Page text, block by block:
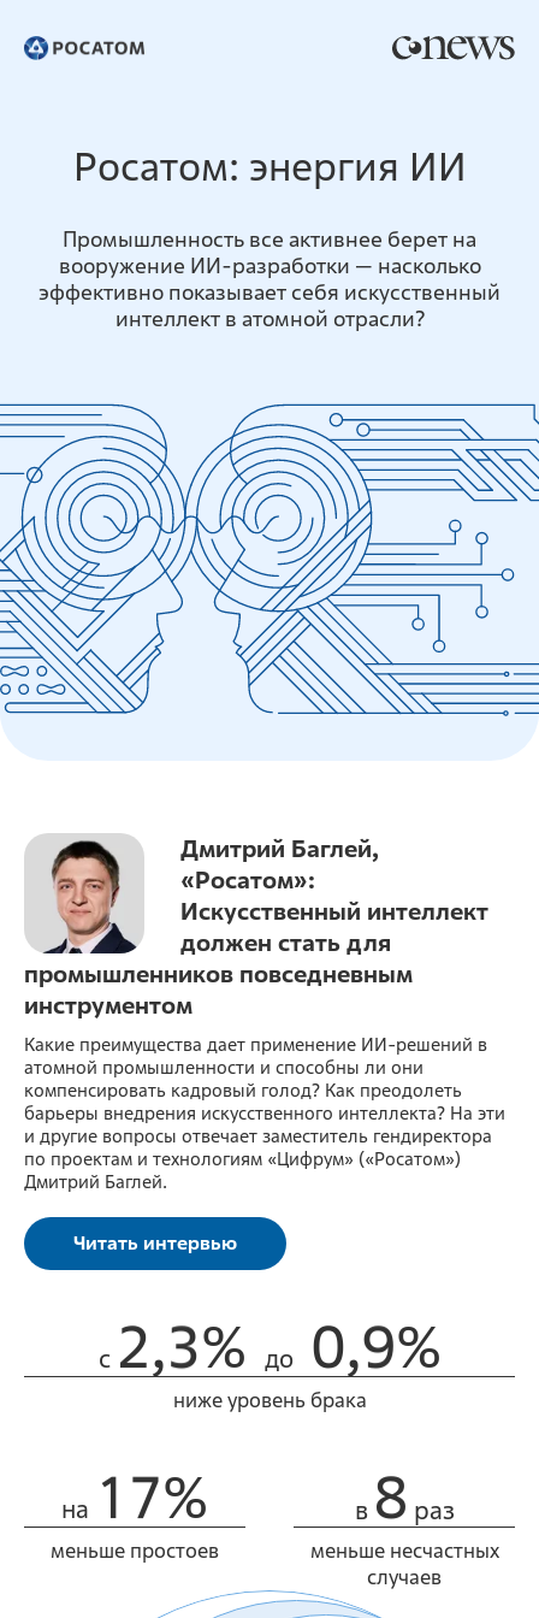
Росатом: энергия ИИ
Промышленность все активнее берет на
вооружение ИИ-разработки — насколько
эффективно показывает себя искусственный
интеллект в атомной отрасли?
Дмитрий Баглей,
«Росатом»:
Искусственный интеллект
должен стать для
промышленников повседневным
инструментом
Какие преимущества дает применение ИИ-решений в
атомной промышленности и способны ли они
компенсировать кадровый голод? Как преодолеть
барьеры внедрения искусственного интеллекта? На эти
и другие вопросы отвечает заместитель гендиректора
по проектам и технологиям «Цифрум» («Росатом»)
Дмитрий Баглей.
Читать интервью
с 2,3% до 0,9%
ниже уровень брака
на 1 7%
меньше простоев
в 8 раз
меньше несчастных
случаев